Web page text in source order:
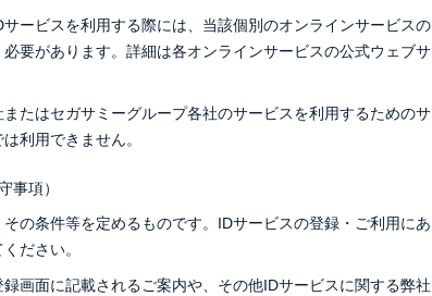
ービスを利用する際には、当該個別のオンラインサービスの
要があります。詳細は各オンラインサービスの公式ウェブサ
たはセガサミーグループ各社のサービスを利用するためのサ
利用できません。
事項）
の条件等を定めるものです。IDサービスの登録・ご利用にあ
ださい。
画面に記載されるご案内や、その他IDサービスに関する弊社